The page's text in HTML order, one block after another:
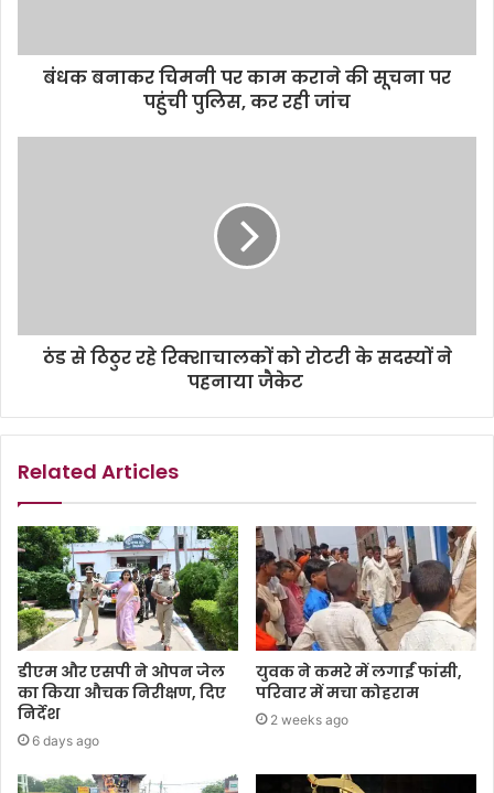
बंधक बनाकर चिमनी पर काम कराने की सूचना पर
पहुंची पुलिस, कर रही जांच
ठंड से ठिठुर रहे रिक्शाचालकों को रोटरी के सदस्यों ने
पहनाया जैकेट
Related Articles
डीएम और एसपी ने ओपन जेल
का किया औचक निरीक्षण, दिए
निर्देश
6 days ago
युवक ने कमरे में लगाईं फांसी,
परिवार में मचा कोहराम
2 weeks ago